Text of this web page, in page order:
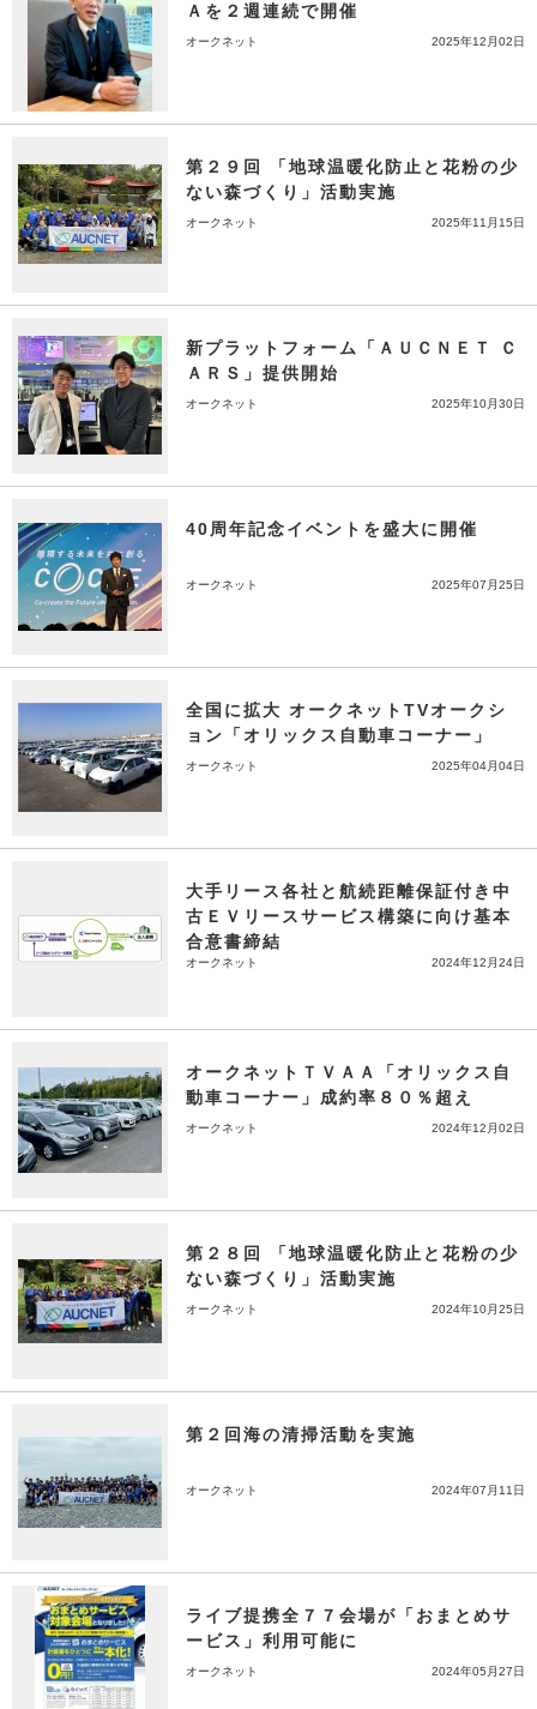
Ａを２週連続で開催
オークネット 2025年12月02日
第２９回 「地球温暖化防止と花粉の少
ない森づくり」活動実施
オークネット 2025年11月15日
新プラットフォーム「ＡＵＣＮＥＴ Ｃ
ＡＲＳ」提供開始
オークネット 2025年10月30日
40周年記念イベントを盛大に開催
オークネット 2025年07月25日
全国に拡大 オークネットTVオークシ
ョン「オリックス自動車コーナー」
オークネット 2025年04月04日
大手リース各社と航続距離保証付き中
古ＥＶリースサービス構築に向け基本
合意書締結
オークネット 2024年12月24日
オークネットＴＶＡＡ「オリックス自
動車コーナー」成約率８０％超え
オークネット 2024年12月02日
第２８回 「地球温暖化防止と花粉の少
ない森づくり」活動実施
オークネット 2024年10月25日
第２回海の清掃活動を実施
オークネット 2024年07月11日
ライブ提携全７７会場が「おまとめサ
ービス」利用可能に
オークネット 2024年05月27日